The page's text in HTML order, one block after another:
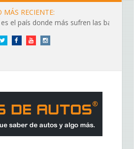
MÁS RECIENTE:
el país donde más sufren las baterías?
Twitter FacebookYouTubeInstagram